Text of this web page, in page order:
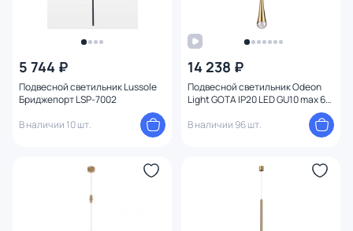
5 744 ₽
Подвесной светильник Lussole
Бриджепорт LSP-7002
В наличии 10 шт.
14 238 ₽
Подвесной светильник Odeon
Light GOTA IP20 LED GU10 max 6W
В наличии 96 шт.